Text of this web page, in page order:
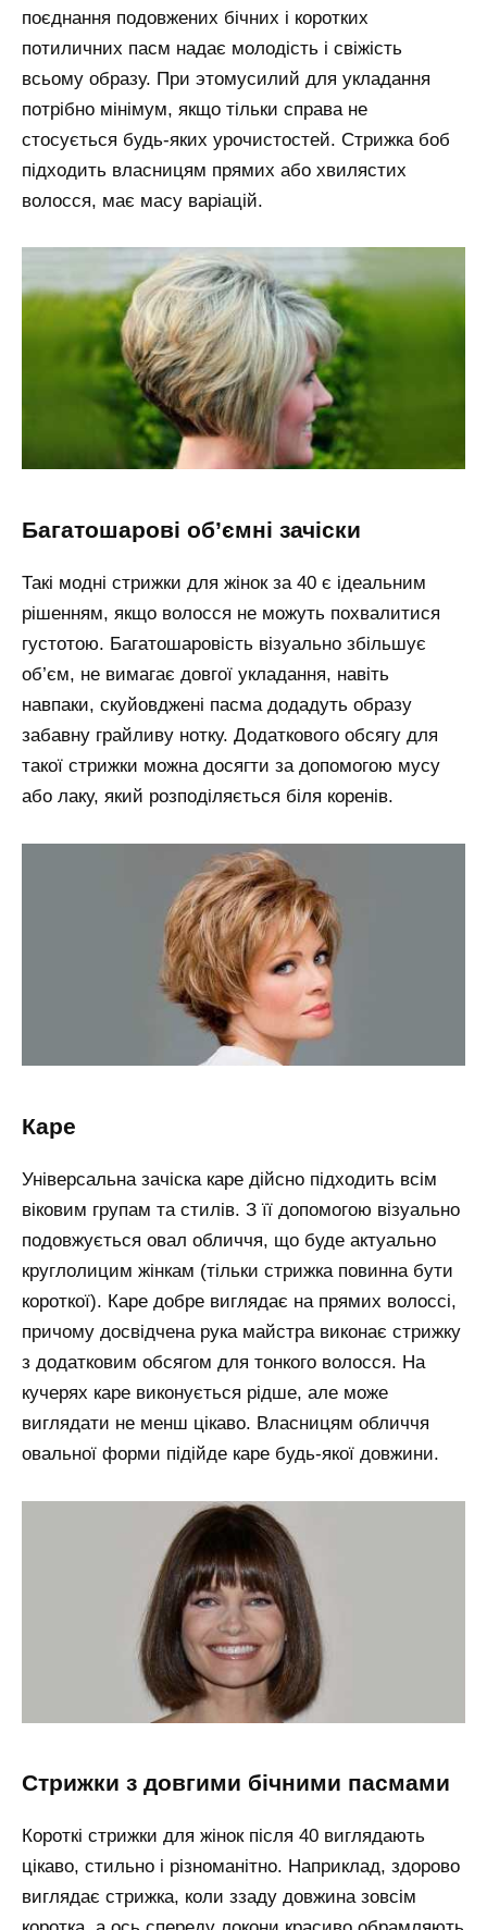
поєднання подовжених бічних і коротких
потиличних пасм надає молодість і свіжість
всьому образу. При этомусилий для укладання
потрібно мінімум, якщо тільки справа не
стосується будь-яких урочистостей. Стрижка боб
підходить власницям прямих або хвилястих
волосся, має масу варіацій.
багатошарові об’ємні зачіски
Такі модні стрижки для жінок за 40 є ідеальним
рішенням, якщо волосся не можуть похвалитися
густотою. Багатошаровість візуально збільшує
об’єм, не вимагає довгої укладання, навіть
навпаки, скуйовджені пасма додадуть образу
забавну грайливу нотку. Додаткового обсягу для
такої стрижки можна досягти за допомогою мусу
або лаку, який розподіляється біля коренів.
каре
Універсальна зачіска каре дійсно підходить всім
віковим групам та стилів. З її допомогою візуально
подовжується овал обличчя, що буде актуально
круглолицим жінкам (тільки стрижка повинна бути
короткої). Каре добре виглядає на прямих волоссі,
причому досвідчена рука майстра виконає стрижку
з додатковим обсягом для тонкого волосся. На
кучерях каре виконується рідше, але може
виглядати не менш цікаво. Власницям обличчя
овальної форми підійде каре будь-якої довжини.
стрижки з довгими бічними пасмами
Короткі стрижки для жінок після 40 виглядають
цікаво, стильно і різноманітно. Наприклад, здорово
виглядає стрижка, коли ззаду довжина зовсім